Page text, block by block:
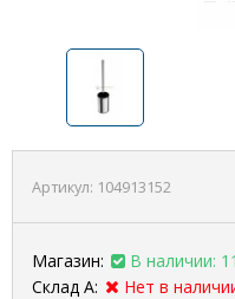
Артикул: 104913152
Магазин:
В наличии:
Склад А:
Нет в